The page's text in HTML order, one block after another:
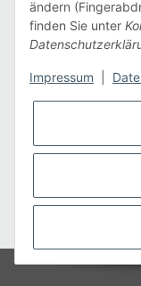
* Alle Preise inkl.
ändern
finden Sie unter
Impressum